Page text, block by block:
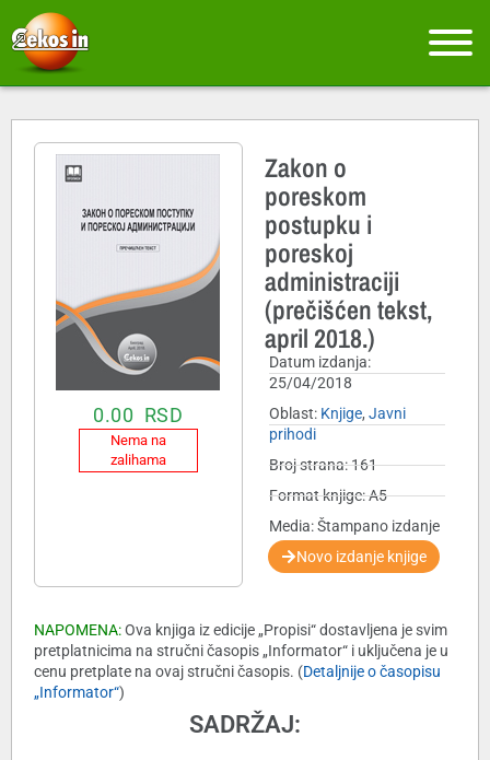
0.00 RSD
Nema na
zalihama
Zakon o
poreskom
postupku i
poreskoj
administraciji
(prečišćen tekst,
april 2018.)
Datum izdanja:
25/04/2018
Oblast: Knjige, Javni
prihodi
Broj strana: 161
Format knjige: A5
Media: Štampano izdanje
Novo izdanje knjige
NAPOMENA:Ova knjiga iz edicije „Propisi“ dostavljena je svim
pretplatnicima na stručni časopis „Informator“ i uključena je u
cenu pretplate na ovaj stručni časopis. (Detaljnije o časopisu
„Informator“)
SADRŽAJ: